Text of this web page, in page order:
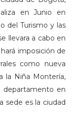
en Junio en
del Turismo y las
llevara a cabo en
imposición de
como nueva
la Niña Montería,
departamento en
sede es la ciudad